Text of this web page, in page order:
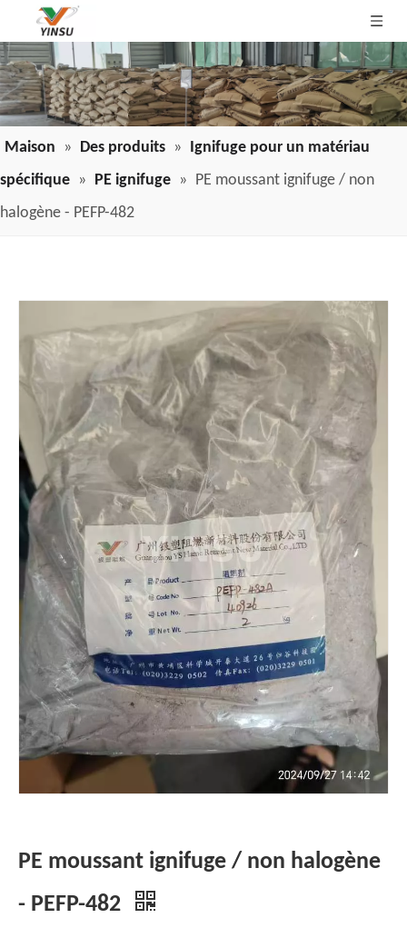
Maison » Des produits » Ignifuge pour un matériau
spécifique » PE ignifuge » PE moussant ignifuge / non
halogène - PEFP-482
PE moussant ignifuge / non halogène
- PEFP-482